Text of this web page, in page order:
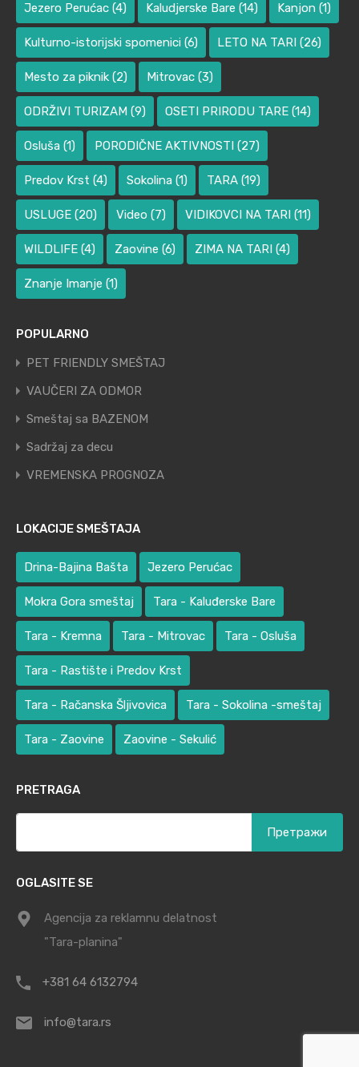
Jezero Perućac (4) Kaludjerske Bare (14) Kanjon (1)
Kulturno-istorijski spomenici (6) LETO NA TARI (26)
Mesto za piknik (2) Mitrovac (3)
ODRŽIVI TURIZAM (9) OSETI PRIRODU TARE (14)
Osluša (1) PORODIČNE AKTIVNOSTI (27)
Predov Krst (4) Sokolina (1) TARA (19)
USLUGE (20) Video (7) VIDIKOVCI NA TARI (11)
WILDLIFE (4) Zaovine (6) ZIMA NA TARI (4)
Znanje Imanje (1)
POPULARNO
PET FRIENDLY SMEŠTAJ
VAUČERI ZA ODMOR
Smeštaj sa BAZENOM
Sadržaj za decu
VREMENSKA PROGNOZA
LOKACIJE SMEŠTAJA
Drina-Bajina Bašta Jezero Perućac
Mokra Gora smeštaj Tara - Kaluđerske Bare
Tara - Kremna Tara - Mitrovac Tara - Osluša
Tara - Rastište i Predov Krst
Tara - Račanska Šljivovica Tara - Sokolina -smeštaj
Tara - Zaovine Zaovine - Sekulić
PRETRAGA
OGLASITE SE
Agencija za reklamnu delatnost
"Tara-planina"
+381 64 6132794
info@tara.rs